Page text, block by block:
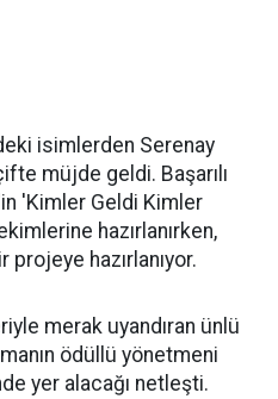
isimlerden Serenay
müjde geldi. Başarılı
'Kimler Geldi Kimler
hazırlanırken,
hazırlanıyor.
merak uyandıran ünlü
ödüllü yönetmeni
yer alacağı netleşti.